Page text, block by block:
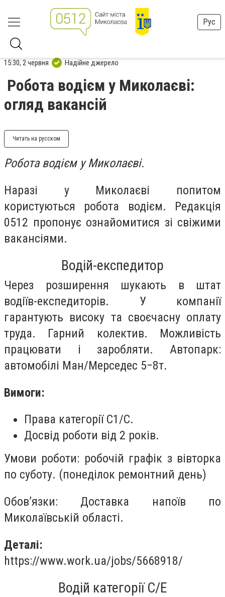
Рус
15:30, 2 червня Надійне джерело
Робота водієм у Миколаєві:
огляд вакансій
Читать на русском
Робота водієм у Миколаєві.
Наразі у Миколаєві попитом
користуються робота водієм. Редакція
0512 пропонує ознайомитися зі свіжими
вакансіями.
Водій-експедитор
Через розширення шукають в штат
водіїв-експедиторів. У компанії
гарантують високу та своєчасну оплату
труда. Гарний колектив. Можливість
працювати і заробляти. Автопарк:
автомобілі Ман/Мерседес 5−8т.
Вимоги:
Права категорії С1/С.
Досвід роботи від 2 років.
Умови роботи: робочій графік з вівторка
по суботу. (понеділок ремонтний день)
Обов’язки: Доставка напоїв по
Миколаївській області.
Деталі:
https://www.work.ua/jobs/5668918/
Водій категорії С/Е